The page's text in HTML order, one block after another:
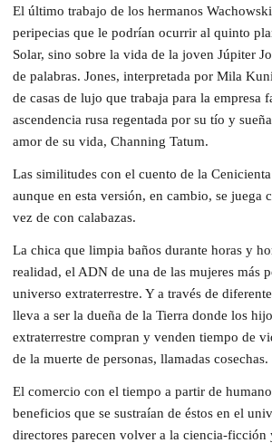
El último trabajo de los hermanos
peripecias que le podrían ocurrir al quinto
Solar, sino sobre la vida de la joven Júpiter
de palabras. Jones, interpretada por Mila
de casas de lujo que trabaja para la empresa
ascendencia rusa regentada por su tío y
amor de su vida, Channing Tatum.
Las similitudes con el cuento de la
aunque en esta versión, en cambio, se juega
vez de con calabazas.
La chica que limpia baños durante horas y
realidad, el ADN de una de las mujeres más
universo extraterrestre. Y a través de
lleva a ser la dueña de la Tierra donde los
extraterrestre compran y venden tiempo de
de la muerte de personas, llamadas cosechas.
El comercio con el tiempo a partir de
beneficios que se sustraían de éstos en el
directores parecen volver a la ciencia-ficción